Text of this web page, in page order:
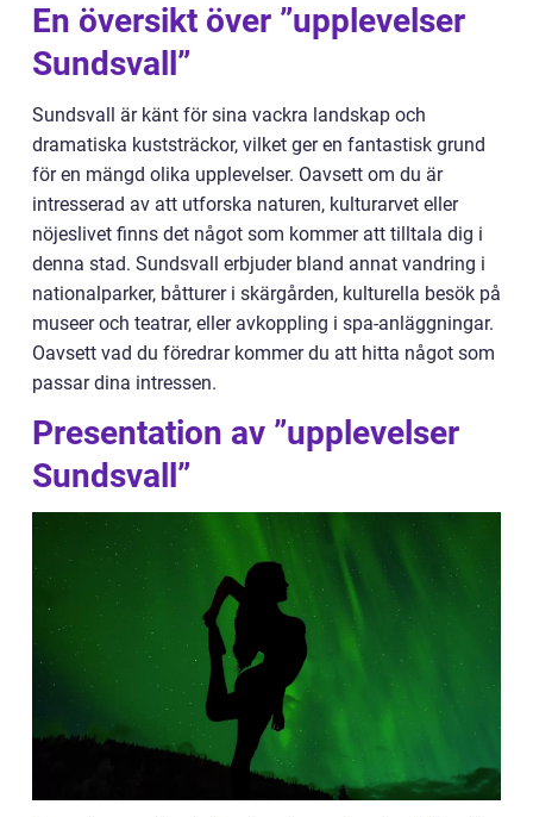
En översikt över ”upplevelser
Sundsvall”
Sundsvall är känt för sina vackra landskap och
dramatiska kuststräckor, vilket ger en fantastisk grund
för en mängd olika upplevelser. Oavsett om du är
intresserad av att utforska naturen, kulturarvet eller
nöjeslivet finns det något som kommer att tilltala dig i
denna stad. Sundsvall erbjuder bland annat vandring i
nationalparker, båtturer i skärgården, kulturella besök på
museer och teatrar, eller avkoppling i spa-anläggningar.
Oavsett vad du föredrar kommer du att hitta något som
passar dina intressen.
Presentation av ”upplevelser
Sundsvall”